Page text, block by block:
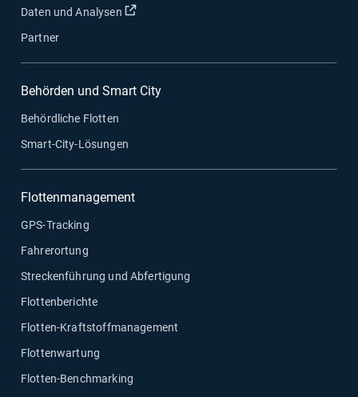
Daten und Analysen In neuem Fenster öffnen
Partner
Behörden und Smart City
Behördliche Flotten
Smart-City-Lösungen
Flottenmanagement
GPS-Tracking
Fahrerortung
Streckenführung und Abfertigung
Flottenberichte
Flotten-Kraftstoffmanagement
Flottenwartung
Flotten-Benchmarking